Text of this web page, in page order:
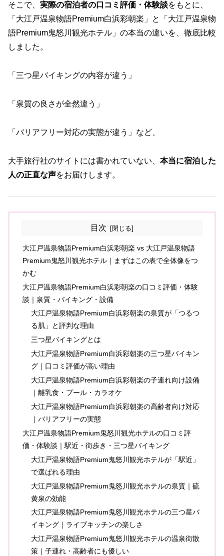
そこで、 実際の宿泊者の口コミ評価・体験談をもとに、
「大江戸温泉物語Premium白浜彩朝楽」と「大江戸温泉物
語Premium鬼怒川観光ホテル」の本当の違いを、徹底比較
しました。
「三つ星バイキングの内容が違う」
「泉質の良さが全然違う」
「バリアフリー対応の実態が違う」など、
大手旅行社のサイトには書かれていない、 本当に宿泊した
人の正直な声をお届けします。
目次
大江戸温泉物語Premium白浜彩朝楽 vs 大江戸温泉物語
Premium鬼怒川観光ホテル｜まずはこの表で全体像をつ
かむ
大江戸温泉物語Premium白浜彩朝楽の口コミ評価・体験
談｜泉質・バイキング・設備
大江戸温泉物語Premium白浜彩朝楽の泉質が「つるつ
る肌」と評判な理由
三つ星バイキングとは
大江戸温泉物語Premium白浜彩朝楽の三つ星バイキン
グ｜口コミ評価が高い理由
大江戸温泉物語Premium白浜彩朝楽の子連れ向け設備
｜離乳食・プール・カラオケ
大江戸温泉物語Premium白浜彩朝楽の高齢者向け対応
｜バリアフリーの実態
大江戸温泉物語Premium鬼怒川観光ホテルの口コミ評
価・体験談｜駅近・街歩き・三つ星バイキング
大江戸温泉物語Premium鬼怒川観光ホテルが「駅近」
で選ばれる理由
大江戸温泉物語Premium鬼怒川観光ホテルの泉質｜硫
黄泉の効能
大江戸温泉物語Premium鬼怒川観光ホテルの三つ星バ
イキング｜ライブキッチンの楽しさ
大江戸温泉物語Premium鬼怒川観光ホテルの温泉街散
策｜子連れ・高齢者にも優しい